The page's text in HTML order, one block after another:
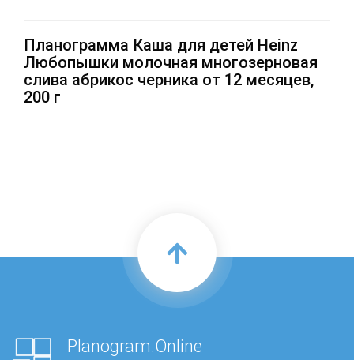
Планограмма Каша для детей Heinz
Любопышки молочная многозерновая
слива абрикос черника от 12 месяцев,
200 г
Planogram.Online